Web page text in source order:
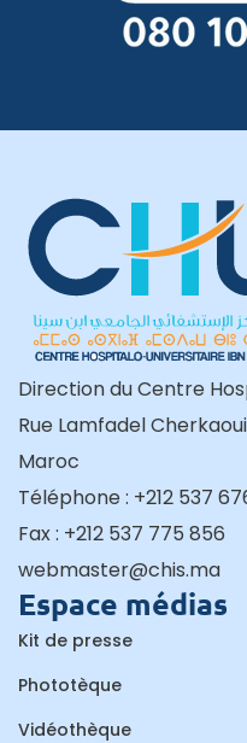
Direction du Centre
Rue Lamfadel
Maroc
Téléphone : +212 537
Fax : +212 537 775 856
webmaster@chis.ma
Espace médias
Kit de presse
Phototèque
Vidéothèque